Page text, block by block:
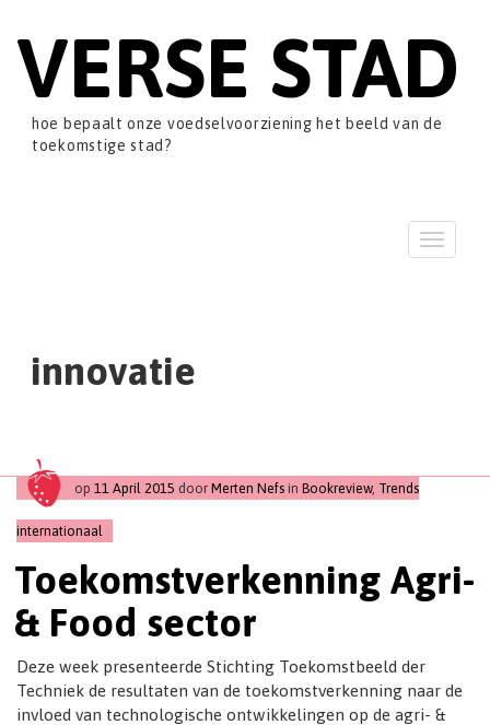
VERSE STAD
hoe bepaalt onze voedselvoorziening het beeld van de
toekomstige stad?
T
o
a
n
innovatie
op 11 April 2015 door Merten Nefs in Bookreview, Trends
internationaal
Toekomstverkenning Agri-
& Food sector
Deze week presenteerde Stichting Toekomstbeeld der
Techniek de resultaten van de toekomstverkenning naar de
invloed van technologische ontwikkelingen op de agri- &